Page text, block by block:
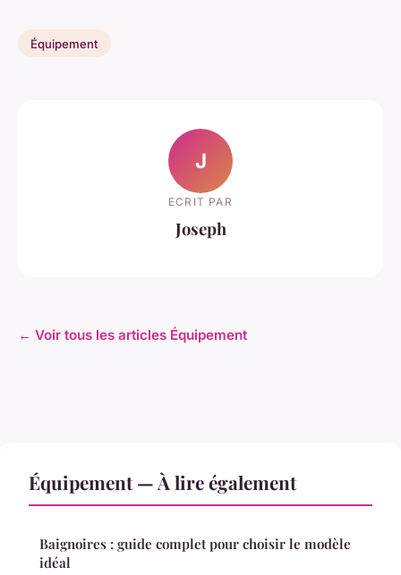
Équipement
J
ECRIT PAR
Joseph
← Voir tous les articles Équipement
Équipement — À lire également
Baignoires : guide complet pour choisir le modèle
idéal